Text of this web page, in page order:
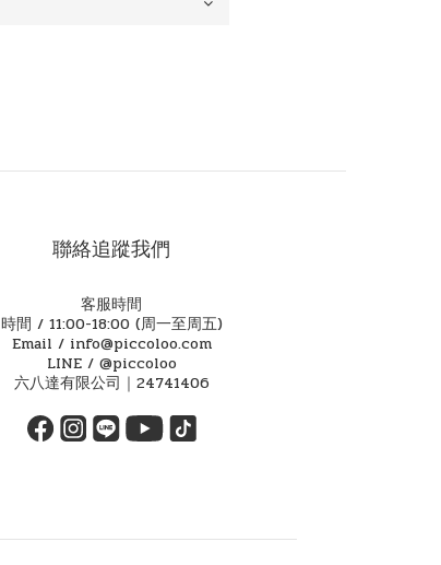
聯絡追蹤我們
客服時間
時間 / 11:00-18:00 (周一至周五)
Email / info@piccoloo.com
LINE / @piccoloo
六八達有限公司｜24741406